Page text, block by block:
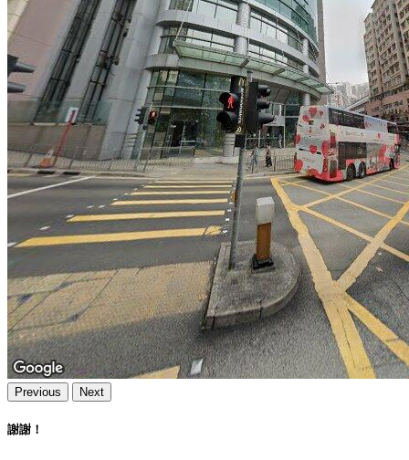
Previous Next
謝謝！